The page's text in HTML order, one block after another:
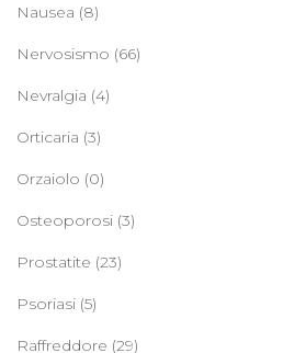
Nausea (8)
Nervosismo (66)
Nevralgia (4)
Orticaria (3)
Orzaiolo (0)
Osteoporosi (3)
Prostatite (23)
Psoriasi (5)
Raffreddore (29)